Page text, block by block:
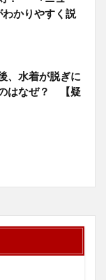
わかりやすく説
、水着が脱ぎに
はなぜ？ 【疑